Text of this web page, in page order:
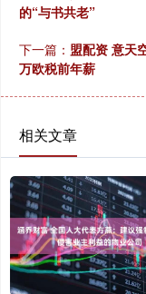
的“与书共老”
下一篇： 盟配资 意天
万欧税前年薪
相关文章